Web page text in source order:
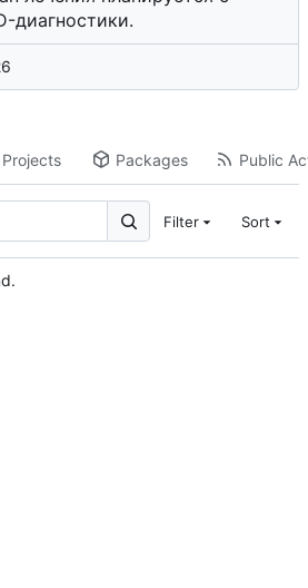
диагностики.
Projects Packages Public
Filter Sort